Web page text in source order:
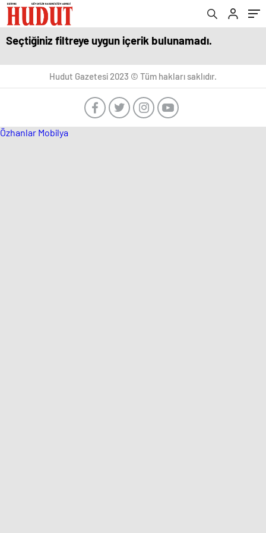
Seçtiğiniz filtreye uygun içerik bulunamadı.
Hudut Gazetesi 2023 © Tüm hakları saklıdır.
Özhanlar Mobilya